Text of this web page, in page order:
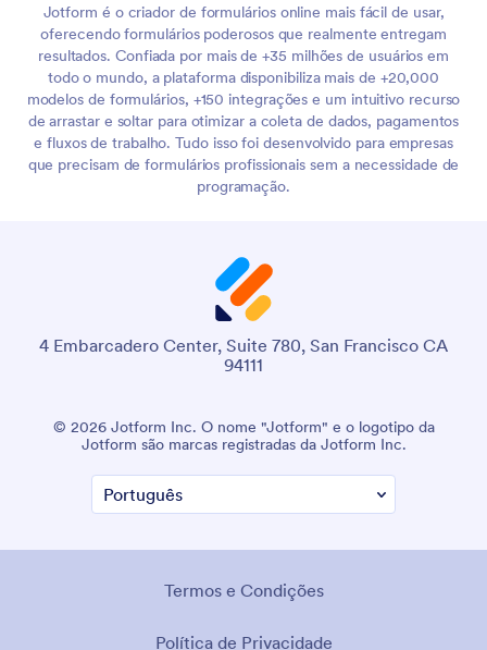
Jotform é o criador de formulários online mais fácil de usar,
oferecendo formulários poderosos que realmente entregam
resultados. Confiada por mais de +35 milhões de usuários em
todo o mundo, a plataforma disponibiliza mais de +20,000
modelos de formulários, +150 integrações e um intuitivo recurso
de arrastar e soltar para otimizar a coleta de dados, pagamentos
e fluxos de trabalho. Tudo isso foi desenvolvido para empresas
que precisam de formulários profissionais sem a necessidade de
programação.
4 Embarcadero Center, Suite 780, San Francisco CA
94111
© 2026 Jotform Inc. O nome "Jotform" e o logotipo da
Jotform são marcas registradas da Jotform Inc.
Termos e Condições
Política de Privacidade